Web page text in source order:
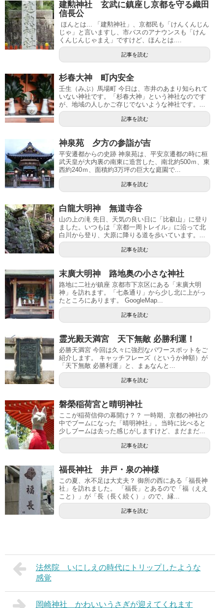
建勲神社 玄武に鎮座し京都を守る織田
信長公
ほんとは... 「建勲神社」、京都民も「けんくんじん
じゃ」と言いますし、市バスのアナウンスも「けん
くんじんじゃまえ」ですけど、ほんとは....
記事を読む
杉春大神 町内安全
壬生（みぶ）馬場町 今日は、市井のあまり知られて
いない神社です。「杉春大神」という神社なのです
が、地域の人しかご存じでないような神社です。...
記事を読む
神泉苑 夕方の参詣が吉
平安遷都からの史跡 神泉苑は、平安京遷都の時に桓
武天皇が大内裏の南東に造営した、南北約500ｍ、東
西約240ｍ、面積約3万坪の巨大な庭園で...
記事を読む
白龍大明神 無道寺谷
山の上の滝 先日、天気の良い日に「比叡山」に登り
ました。いつもは「京都一周トレイル」に沿って北
白川から登り、大原に降りる道を歩いています。...
記事を読む
末廣大明神 路地奥の小さな神社
路地に二社が鎮座 京都市下京区にある「末廣大明
神」を訪れます。「七条通り」から少し北に上がっ
たところにあります。 GoogleMap...
記事を読む
霊光殿天満宮 天下無敵 必勝利運！
必勝天満宮 今回は久々に強烈なパワースポットをご
紹介します。 キャッチフレーズ（というか神額）が
「天下無敵 必勝利運」と、まぁなんと...
記事を読む
磐榮稲荷宮と晴明神社
ここが稲荷信仰の幕開け？？ 一時期、京都の神社の
中でブームになった「晴明神社」。当時に比べると
少しブームは去った感じがしますけど、まだまだ...
記事を読む
福長神社 井戸・泉の神様
この夏、水不足は大丈夫？ 御所の西にある「福長神
社」を訪れました。 「福長」とあるので「福（ええ
こと）」が「長（長く続く）」ので、縁...
記事を読む
法然院 いにしえの時代にトリップしたような
感覚
岡崎神社 かわいいうさぎが迎えてくれます